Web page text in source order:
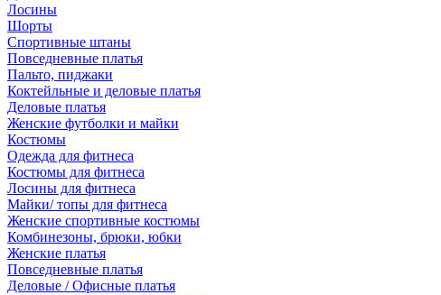
Лосины
Шорты
Спортивные штаны
Повседневные платья
Пальто, пиджаки
Коктейльные и деловые платья
Деловые платья
Женские футболки и майки
Костюмы
Одежда для фитнеса
Костюмы для фитнеса
Лосины для фитнеса
Майки/ топы для фитнеса
Женские спортивные костюмы
Комбинезоны, брюки, юбки
Женские платья
Повседневные платья
Деловые / Офисные платья